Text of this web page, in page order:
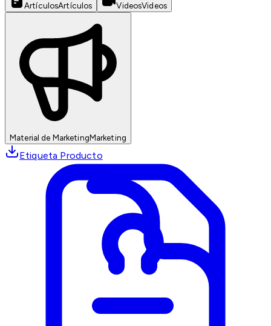
ArtículosArtículos VideosVideos
Material de MarketingMarketing
Etiqueta Producto